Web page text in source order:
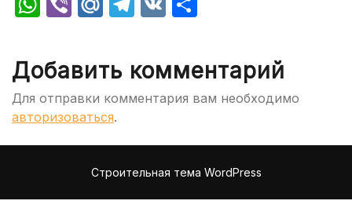
Добавить комментарий
Для отправки комментария вам необходимо
авторизоваться.
Строительная тема WordPress